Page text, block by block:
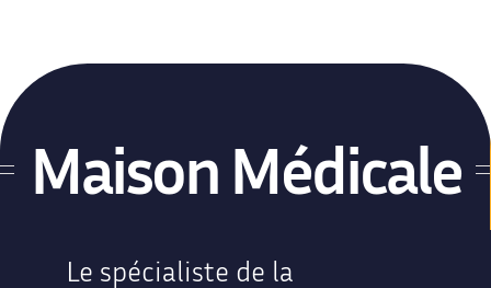
Maison Médicale
Le spécialiste de la